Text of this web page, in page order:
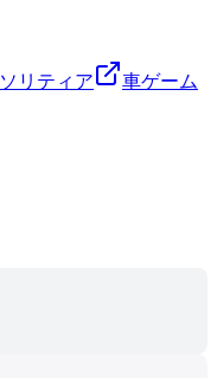
ソリティア
車ゲーム